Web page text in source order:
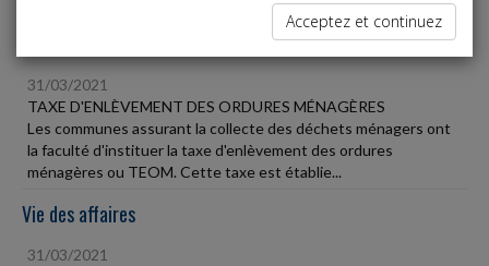
31/03/2021
TAXE D'ENLÈVEMENT DES ORDURES MÉNAGÈRES
Les communes assurant la collecte des déchets ménagers ont
la faculté d'instituer la taxe d'enlèvement des ordures
ménagères ou TEOM. Cette taxe est établie...
Vie des affaires
31/03/2021
Acceptez et continuez